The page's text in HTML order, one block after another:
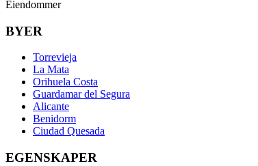
Eiendommer
BYER
Torrevieja
La Mata
Orihuela Costa
Guardamar del Segura
Alicante
Benidorm
Ciudad Quesada
EGENSKAPER